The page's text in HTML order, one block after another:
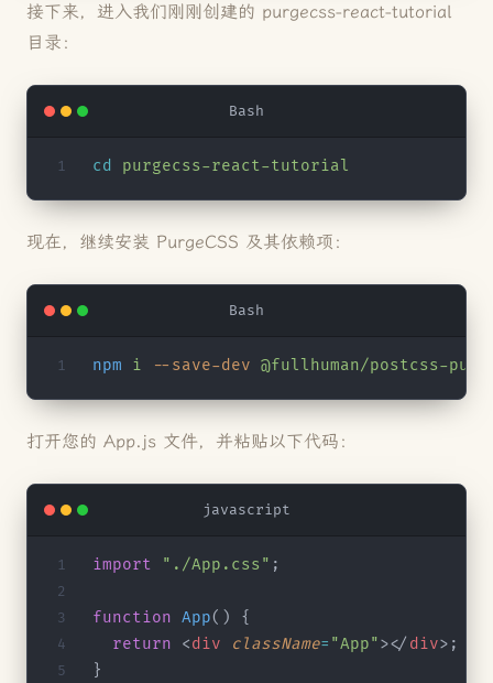
接下来，进入我们刚刚创建的 purgecss-react-tutorial
目录：
Bash
cd purgecss-react-tutorial
现在，继续安装 PurgeCSS 及其依赖项：
Bash
npm i --save-dev @fullhuman/postcss-
打开您的 App.js 文件，并粘贴以下代码：
javascript
import "./App.css" ;
function App() {
  return
<div className= "App"></ div>;
}